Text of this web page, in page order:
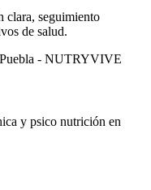
clara, seguimiento
de salud.
y psico nutrición en